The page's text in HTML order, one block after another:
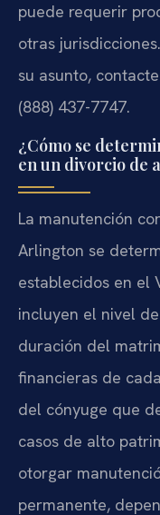
puede requerir
otras
su asunto,
(888) 437-7747.
¿Cómo se
en un divorcio de
La manutención
Arlington se
establecidos en el
incluyen el nivel
duración del
financieras de
del cónyuge que
casos de alto
otorgar
permanente,